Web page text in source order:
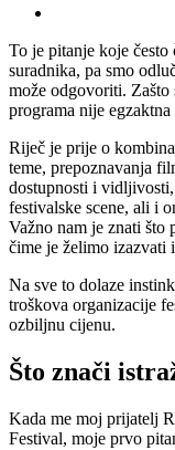
Image
To je pitanje koje
suradnika, pa smo
može odgovoriti.
programa nije egzaktna
Riječ je prije o
teme, prepoznavanja
dostupnosti i
festivalske scene, ali i
Važno nam je znati
čime je želimo izazvati
Na sve to dolaze
troškova organizacije
ozbiljnu cijenu.
Što znači
Kada me moj prijatelj
Festival, moje prvo